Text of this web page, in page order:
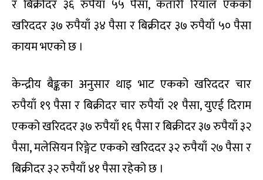
र बिक्रीदर ३६ रुपैयाँ ५५ पैसा, कतारी रियाल एकको
खरिददर ३७ रुपैयाँ ३४ पैसा र बिक्रीदर ३७ रुपैयाँ ५० पैसा
कायम भएको छ ।
केन्द्रीय बैङ्कका अनुसार थाइ भाट एकको खरिददर चार
रुपैयाँ १९ पैसा र बिक्रीदर चार रुपैयाँ २१ पैसा, युएई दिराम
एकको खरिददर ३७ रुपैयाँ १६ पैसा र बिक्रीदर ३७ रुपैयाँ ३२
पैसा, मलेसियन रिङ्गेट एकको खरिददर ३२ रुपैयाँ २७ पैसा र
बिक्रीदर ३२ रुपैयाँ ४१ पैसा रहेको छ ।